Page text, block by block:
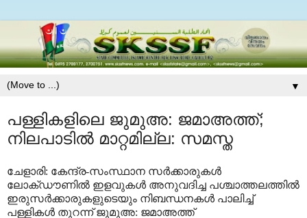
▼
പള്ളികളിലെ ജുമുഅ: ജമാഅത്ത്;
നിലപാടില്‍ മാറ്റമില്ല: സമസ്ത
ചേളാരി: കേന്ദ്ര-സംസ്ഥാന സര്‍ക്കാരുകള്‍
ലോക്ഡൗണില്‍ ഇളവുകള്‍ അനുവദിച്ച പശ്ചാത്തലത്തില്‍
ഇരുസര്‍ക്കാരുകളുടെയും നിബന്ധനകള്‍ പാലിച്ച്
പള്ളികള്‍ തുറന്ന് ജുമുഅ: ജമാഅത്ത്